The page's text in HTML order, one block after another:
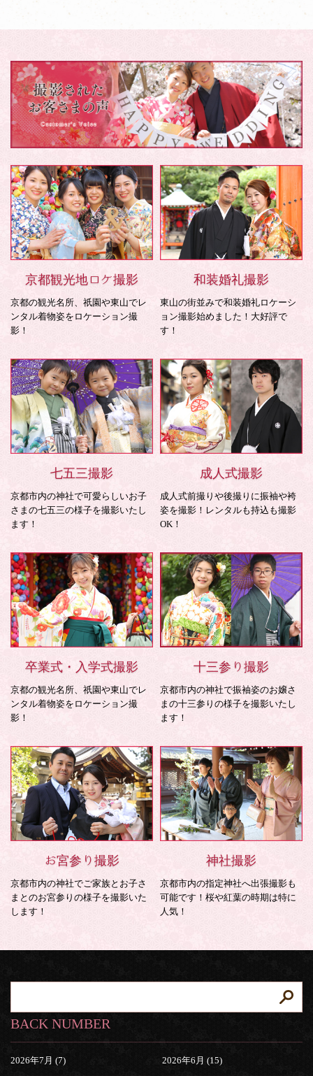
京都観光地ロケ撮影
京都の観光名所、祇園や東山でレ
ンタル着物姿をロケーション撮
影！
和装婚礼撮影
東山の街並みで和装婚礼ロケーシ
ョン撮影始めました！大好評で
す！
七五三撮影
京都市内の神社で可愛らしいお子
さまの七五三の様子を撮影いたし
ます！
成人式撮影
成人式前撮りや後撮りに振袖や袴
姿を撮影！レンタルも持込も撮影
OK！
卒業式・入学式撮影
京都の観光名所、祇園や東山でレ
ンタル着物姿をロケーション撮
影！
十三参り撮影
京都市内の神社で振袖姿のお嬢さ
まの十三参りの様子を撮影いたし
ます！
お宮参り撮影
京都市内の神社でご家族とお子さ
まとのお宮参りの様子を撮影いた
します！
神社撮影
京都市内の指定神社へ出張撮影も
可能です！桜や紅葉の時期は特に
人気！
BACK NUMBER
2026年7月 (7) 2026年6月 (15)